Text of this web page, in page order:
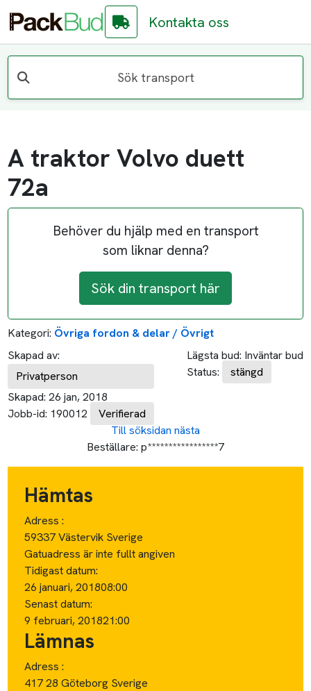
Kontakta oss
Sök transport
A traktor Volvo duett
72a
Behöver du hjälp med en transport
som liknar denna?
Sök din transport här
Kategori: Övriga fordon & delar / Övrigt
Skapad av:
Privatperson
Skapad: 26 jan, 2018
Jobb-id: 190012 Verifierad
Lägsta bud: Inväntar bud
Status:
stängd
Till söksidan nästa
Beställare: p*****************7
Hämtas
Adress :
59337 Västervik Sverige
Gatuadress är inte fullt angiven
Tidigast datum:
26 januari, 201808:00
Senast datum:
9 februari, 201821:00
Lämnas
Adress :
417 28 Göteborg Sverige